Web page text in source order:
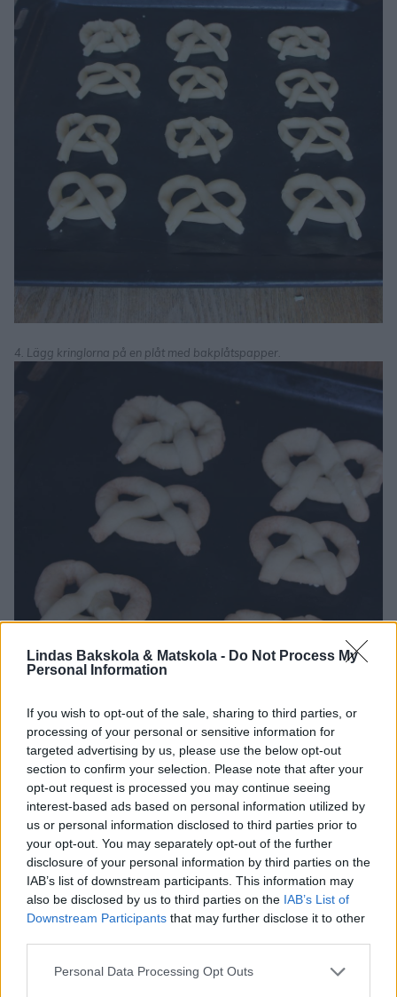
Lindas Bakskola & Matskola - Do Not Process My
Personal Information
If you wish to opt-out of the sale, sharing to third parties, or
processing of your personal or sensitive information for
targeted advertising by us, please use the below opt-out
section to confirm your selection. Please note that after your
opt-out request is processed you may continue seeing
interest-based ads based on personal information utilized by
us or personal information disclosed to third parties prior to
your opt-out. You may separately opt-out of the further
disclosure of your personal information by third parties on the
IAB’s list of downstream participants. This information may
also be disclosed by us to third parties on the IAB’s List of
Downstream Participants that may further disclose it to other
Personal Data Processing Opt Outs
4. Lägg kringlorna på en plåt med bakplåtspapper.
5. Grädda kakorna mitt i ugnen i 15–18 min. Låt dem svalna på plåten.